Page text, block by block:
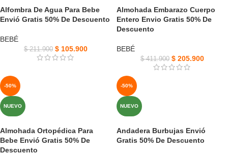
Alfombra De Agua Para Bebe
Envió Gratis 50% De Descuento
BEBÉ
$211.900 $ 105.900
Almohada Embarazo Cuerpo
Entero Envio Gratis 50% De
Descuento
BEBÉ
$411.900 $ 205.900
-50%
NUEVO
Almohada Ortopédica Para
Bebe Envió Gratis 50% De
Descuento
-50%
NUEVO
Andadera Burbujas Envió
Gratis 50% De Descuento